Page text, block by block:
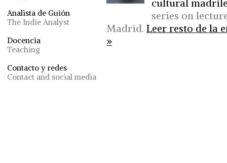
Analista de Guión
The Indie Analyst
Docencia
Teaching
Contacto y redes
Contact and social media
cultural
series on
Madrid. Leer resto de la
»